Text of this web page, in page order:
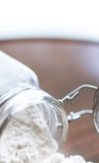
NÜRNBERG
WIEN
ANDERE
REGIONEN